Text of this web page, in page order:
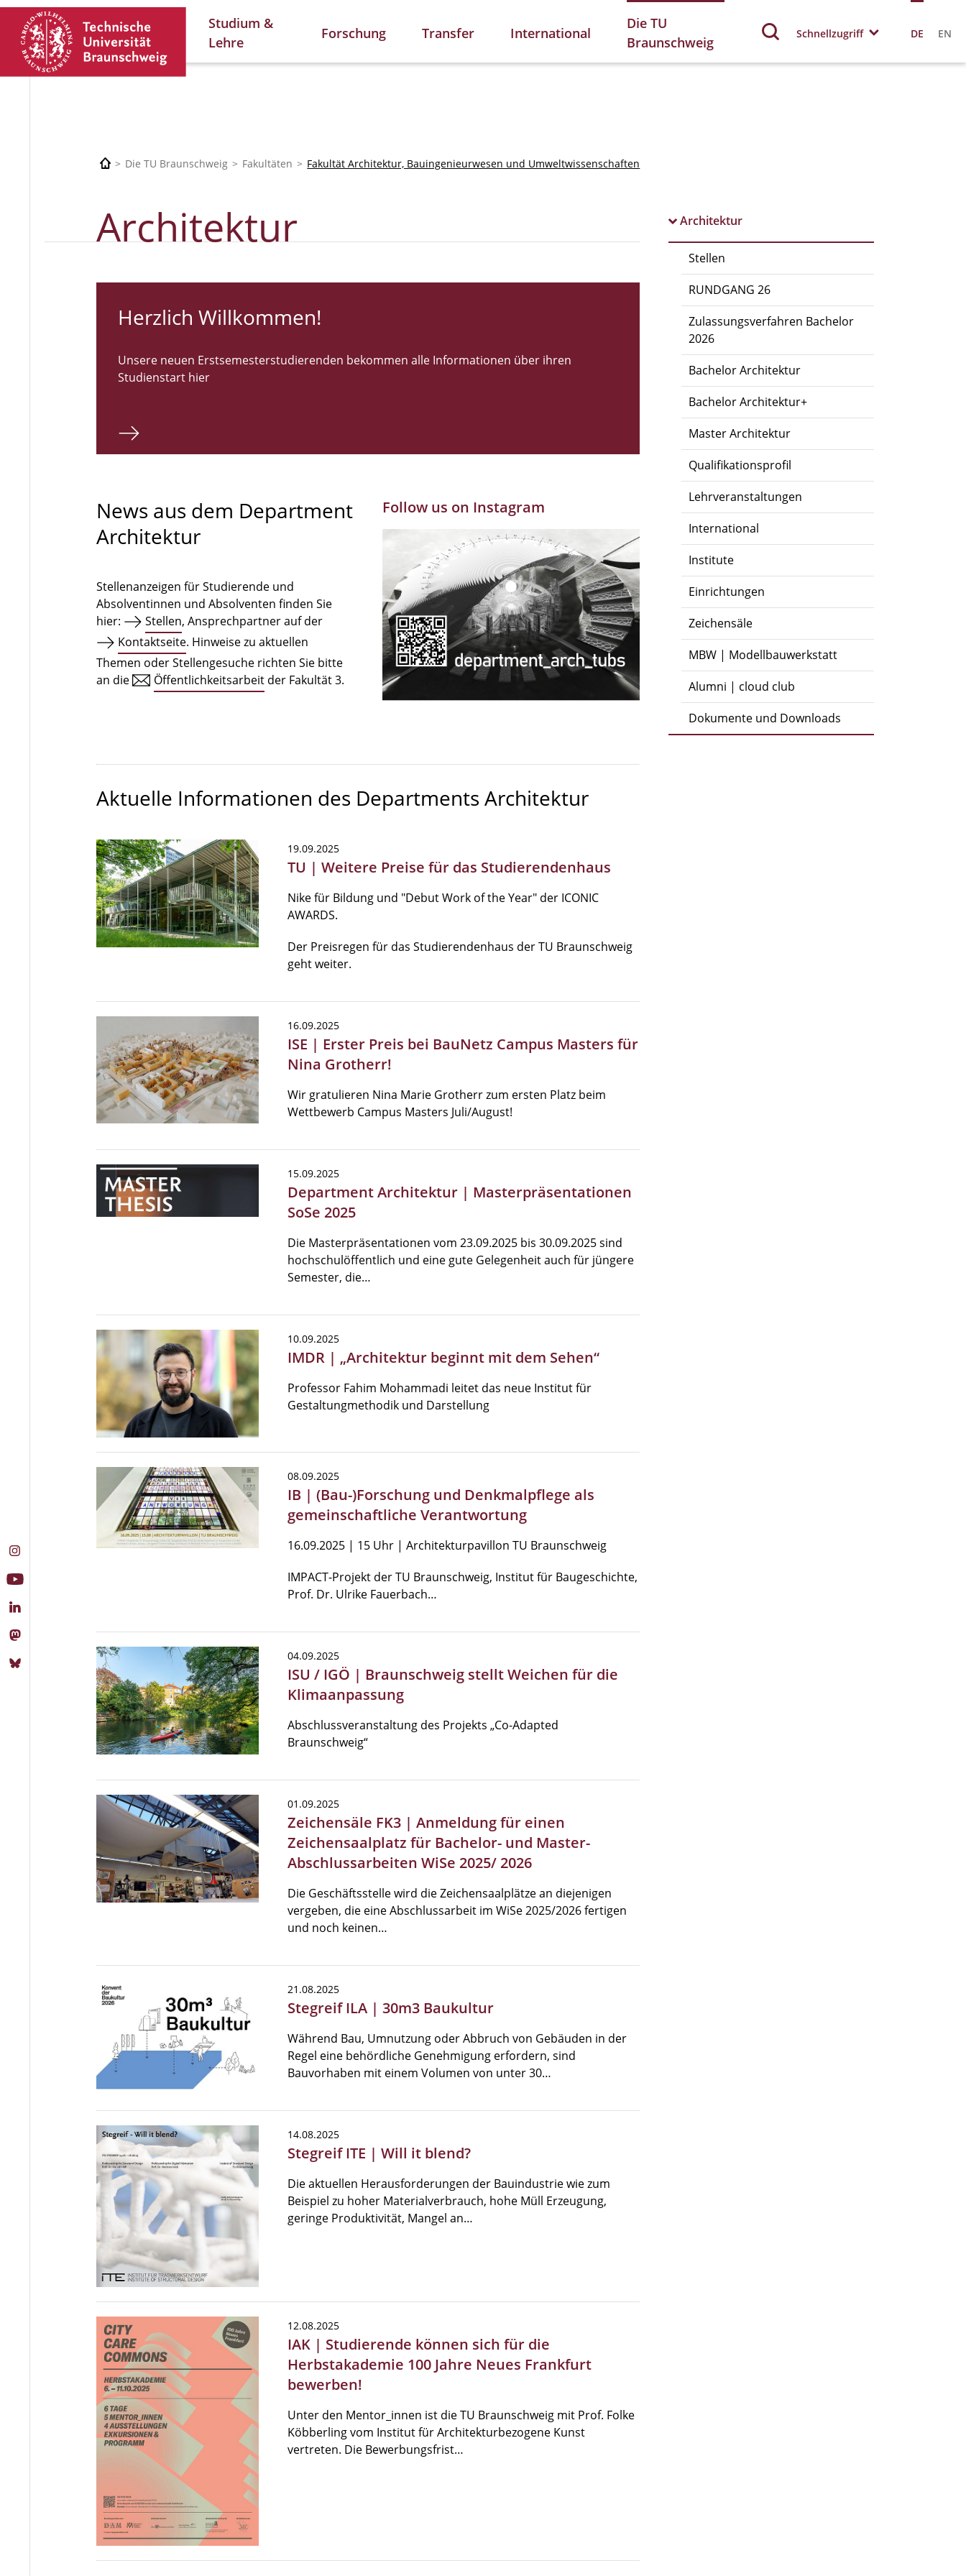
Studium &
Lehre
Forschung Transfer International
Die TU
Braunschweig
Schnellzugriff DE EN
Die TU Braunschweig Fakultäten Fakultät Architektur, Bauingenieurwesen und Umweltwissenschaften
Architektur
Stellen
RUNDGANG 26
Zulassungsverfahren Bachelor
2026
Bachelor Architektur
Bachelor Architektur+
Master Architektur
Qualifikationsprofil
Lehrveranstaltungen
International
Institute
Einrichtungen
Zeichensäle
MBW | Modellbauwerkstatt
Alumni | cloud club
Dokumente und Downloads
Architektur
Herzlich Willkommen!
Unsere neuen Erstsemesterstudierenden bekommen alle Informationen über ihren
Studienstart hier
News aus dem Department
Architektur
Stellenanzeigen für Studierende und
Absolventinnen und Absolventen finden Sie
hier:
Stellen, Ansprechpartner auf der
Kontaktseite. Hinweise zu aktuellen
Themen oder Stellengesuche richten Sie bitte
an die
Öffentlichkeitsarbeit der Fakultät 3.
Follow us on Instagram
Aktuelle Informationen des Departments Architektur
19.09.2025
TU | Weitere Preise für das Studierendenhaus
Nike für Bildung und "Debut Work of the Year" der ICONIC
AWARDS.
Der Preisregen für das Studierendenhaus der TU Braunschweig
geht weiter.
16.09.2025
ISE | Erster Preis bei BauNetz Campus Masters für
Nina Grotherr!
Wir gratulieren Nina Marie Grotherr zum ersten Platz beim
Wettbewerb Campus Masters Juli/August!
15.09.2025
Department Architektur | Masterpräsentationen
SoSe 2025
Die Masterpräsentationen vom 23.09.2025 bis 30.09.2025 sind
hochschulöffentlich und eine gute Gelegenheit auch für jüngere
Semester, die…
10.09.2025
IMDR | „Architektur beginnt mit dem Sehen“
Professor Fahim Mohammadi leitet das neue Institut für
Gestaltungmethodik und Darstellung
08.09.2025
IB | (Bau-)Forschung und Denkmalpflege als
gemeinschaftliche Verantwortung
16.09.2025 | 15 Uhr | Architekturpavillon TU Braunschweig
IMPACT-Projekt der TU Braunschweig, Institut für Baugeschichte,
Prof. Dr. Ulrike Fauerbach…
04.09.2025
ISU / IGÖ | Braunschweig stellt Weichen für die
Klimaanpassung
Abschlussveranstaltung des Projekts „Co-Adapted
Braunschweig“
01.09.2025
Zeichensäle FK3 | Anmeldung für einen
Zeichensaalplatz für Bachelor- und Master-
Abschlussarbeiten WiSe 2025/ 2026
Die Geschäftsstelle wird die Zeichensaalplätze an diejenigen
vergeben, die eine Abschlussarbeit im WiSe 2025/2026 fertigen
und noch keinen…
21.08.2025
Stegreif ILA | 30m3 Baukultur
Während Bau, Umnutzung oder Abbruch von Gebäuden in der
Regel eine behördliche Genehmigung erfordern, sind
Bauvorhaben mit einem Volumen von unter 30…
14.08.2025
Stegreif ITE | Will it blend?
Die aktuellen Herausforderungen der Bauindustrie wie zum
Beispiel zu hoher Materialverbrauch, hohe Müll Erzeugung,
geringe Produktivität, Mangel an…
12.08.2025
IAK | Studierende können sich für die
Herbstakademie 100 Jahre Neues Frankfurt
bewerben!
Unter den Mentor_innen ist die TU Braunschweig mit Prof. Folke
Köbberling vom Institut für Architekturbezogene Kunst
vertreten. Die Bewerbungsfrist…